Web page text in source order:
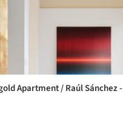
Apartment / Raúl Sánchez -